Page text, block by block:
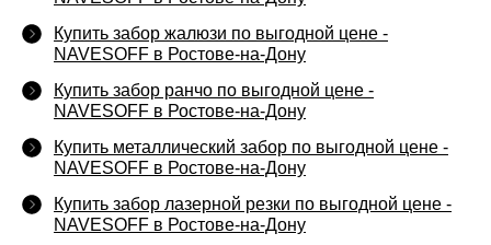
Купить забор жалюзи по выгодной цене -
NAVESOFF в Ростове-на-Дону
Купить забор ранчо по выгодной цене -
NAVESOFF в Ростове-на-Дону
Купить металлический забор по выгодной цене -
NAVESOFF в Ростове-на-Дону
Купить забор лазерной резки по выгодной цене -
NAVESOFF в Ростове-на-Дону